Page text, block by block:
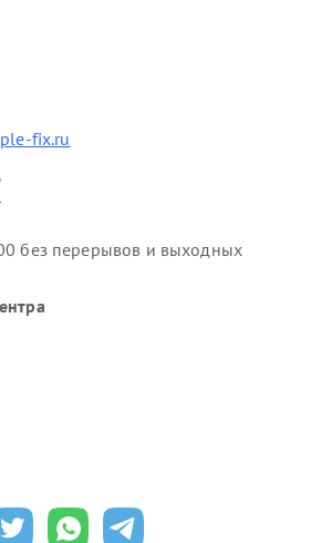
fix.ru
без перерывов и выходных